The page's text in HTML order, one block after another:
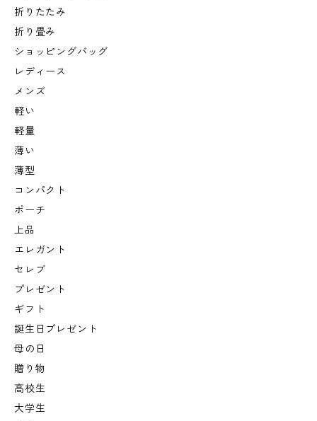
折りたたみ
折り畳み
ショッピングバッグ
レディース
メンズ
軽い
軽量
薄い
薄型
コンパクト
ポーチ
上品
エレガント
セレブ
プレゼント
ギフト
誕生日プレゼント
母の日
贈り物
高校生
大学生